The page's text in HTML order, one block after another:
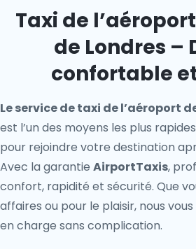
Taxi de
de Londres –
confortable
Le service de taxi de l’aéroport
est l’un des moyens les plus
pour rejoindre votre destination
Avec la garantie AirportTaxis,
confort, rapidité et sécurité. Que
affaires ou pour le plaisir, nous
en charge sans complication.